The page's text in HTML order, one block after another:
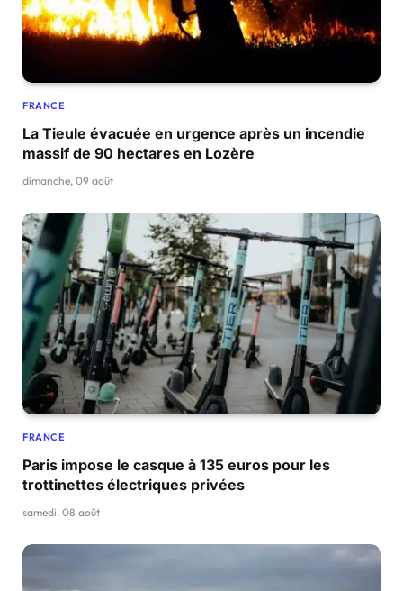
FRANCE
La Tieule évacuée en urgence après un incendie
massif de 90 hectares en Lozère
dimanche, 09 août
FRANCE
Paris impose le casque à 135 euros pour les
trottinettes électriques privées
samedi, 08 août